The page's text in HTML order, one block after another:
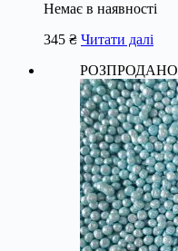
Немає в наявності
345 ₴ Читати далі
РОЗПРОДАНО